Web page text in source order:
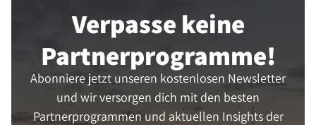
Verpasse keine
Partner­programme!
Abonniere jetzt unseren kostenlosen Newsletter
und wir versorgen dich mit den besten
Partnerprogrammen und aktuellen Insights der